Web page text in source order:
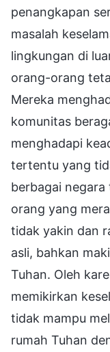
penangkapan
masalah
lingkungan di
orang-orang
Mereka
komunitas
menghadapi
tertentu yang
berbagai
orang yang
tidak yakin dan
asli, bahkan
Tuhan. Oleh
memikirkan
tidak mampu
rumah Tuhan